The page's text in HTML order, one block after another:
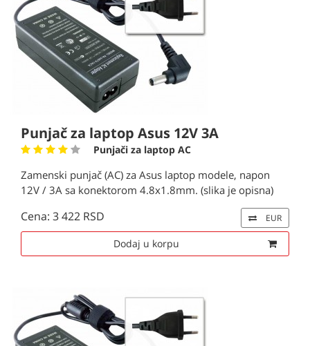
Punjač za laptop Asus 12V 3A
Punjači za laptop AC
Zamenski punjač (AC) za Asus laptop modele, napon
12V / 3A sa konektorom 4.8x1.8mm. (slika je opisna)
Cena: 3 422 RSD EUR
Dodaj u korpu